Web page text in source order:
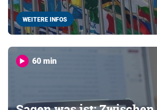
WEITERE INFOS
60 min